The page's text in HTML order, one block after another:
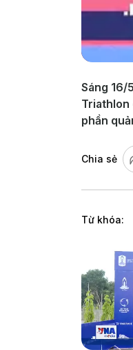
Sáng 16/
Triathlon
phần
Chia sẻ
Từ khóa: